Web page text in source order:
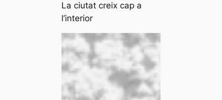
La ciutat creix cap a
l’interior